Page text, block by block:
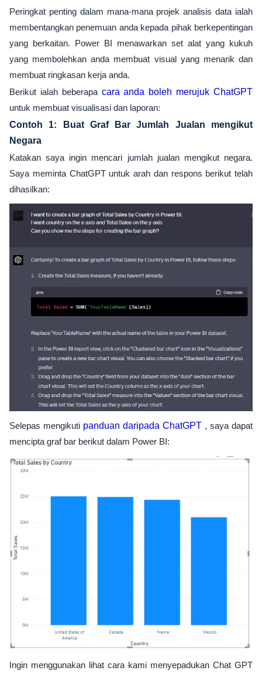
Peringkat penting dalam mana-mana projek analisis data ialah
membentangkan penemuan anda kepada pihak berkepentingan
yang berkaitan. Power BI menawarkan set alat yang kukuh
yang membolehkan anda membuat visual yang menarik dan
membuat ringkasan kerja anda.
Berikut ialah beberapa cara anda boleh merujuk ChatGPT
untuk membuat visualisasi dan laporan:
Contoh 1: Buat Graf Bar Jumlah Jualan mengikut
Negara
Katakan saya ingin mencari jumlah jualan mengikut negara.
Saya meminta ChatGPT untuk arah dan respons berikut telah
dihasilkan:
Selepas mengikuti panduan daripada ChatGPT , saya dapat
mencipta graf bar berikut dalam Power BI:
Ingin menggunakan lihat cara kami menyepadukan Chat GPT